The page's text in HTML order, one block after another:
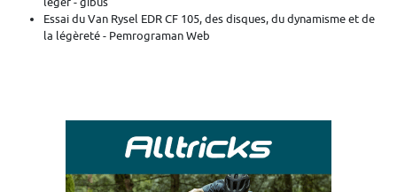
Essai du Van Rysel EDR CF 105, des disques, du dynamisme et de
la légèreté - Pemrograman Web